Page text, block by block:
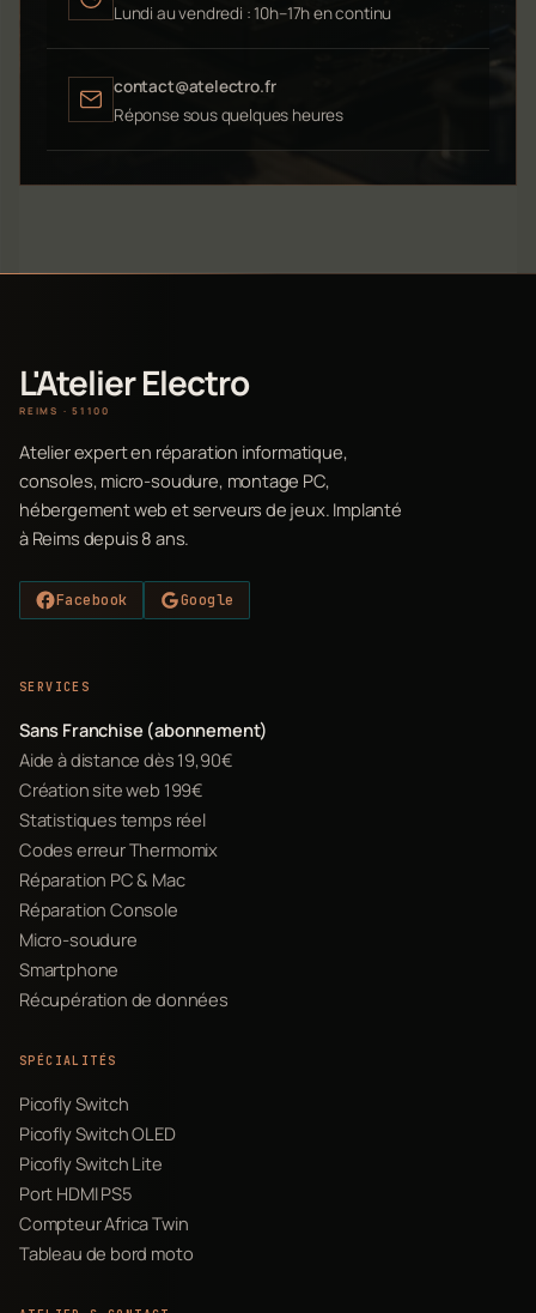
Lundi au vendredi : 10h–17h en continu
contact@atelectro.fr
Réponse sous quelques heures
L'Atelier Electro
REIMS · 51100
Atelier expert en réparation informatique,
consoles, micro-soudure, montage PC,
hébergement web et serveurs de jeux. Implanté
à Reims depuis 8 ans.
Facebook Google
SERVICES
Sans Franchise (abonnement)
Aide à distance dès 19,90€
Création site web 199€
Statistiques temps réel
Codes erreur Thermomix
Réparation PC & Mac
Réparation Console
Micro-soudure
Smartphone
Récupération de données
SPÉCIALITÉS
Picofly Switch
Picofly Switch OLED
Picofly Switch Lite
Port HDMI PS5
Compteur Africa Twin
Tableau de bord moto